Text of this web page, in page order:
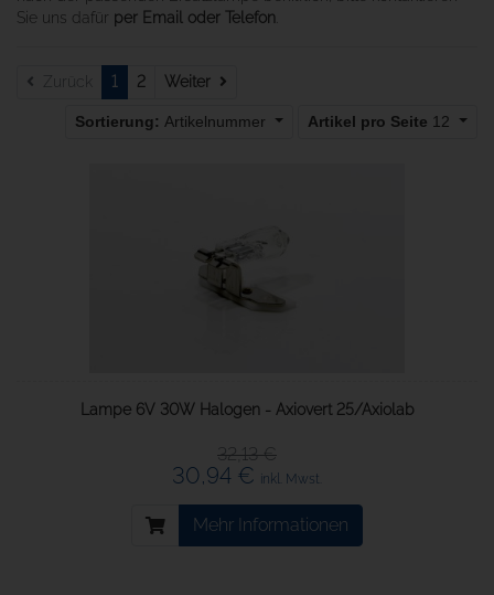
Sie uns dafür per Email oder Telefon
Zurück 1 2 Weiter
Sortierung: Artikelnummer Artikel pro Seite 12
Lampe 6V 30W Halogen - Axiovert 25/Axiolab
32,13 €
30,94 € inkl. Mwst.
Mehr Informationen